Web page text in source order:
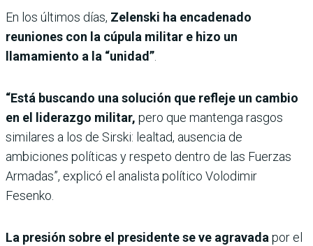
En los últimos días, Zelenski ha encadenado
reuniones con la cúpula militar e hizo un
llamamiento a la “unidad”
“Está buscando una solución que refleje un cambio
en el liderazgo militar, pero que mantenga rasgos
similares a los de Sirski: lealtad, ausencia de
ambiciones políticas y respeto dentro de las Fuerzas
Armadas”, explicó el analista político Volodimir
Fesenko.
La presión sobre el presidente se ve agravada por el